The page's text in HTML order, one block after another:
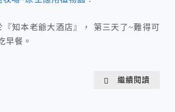
知本老爺大酒店』， 第三天了~難得可
早餐。
繼續閱讀